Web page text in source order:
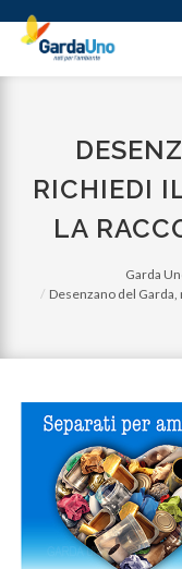
Gardauno
Spa
RICHIEDI
LA
Garda
Desenzano del